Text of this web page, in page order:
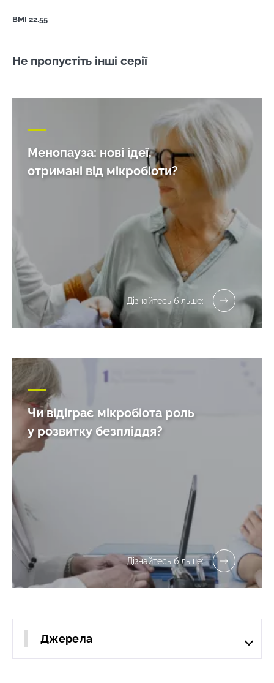
BMI 22.55
Не пропустіть інші серії
Менопауза: нові ідеї,
отримані від мікробіоти?
Дізнайтесь більше:
Чи відіграє мікробіота роль
у розвитку безпліддя?
Дізнайтесь більше:
Джерела